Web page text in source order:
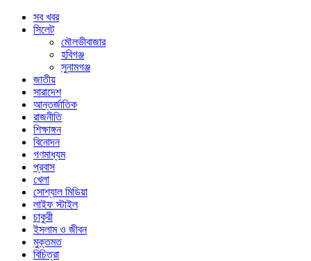
সব খবর
সিলেট
মৌলভীবাজার
হবিগঞ্জ
সুনামগঞ্জ
জাতীয়
সারাদেশ
আন্তর্জাতিক
রাজনীতি
শিক্ষাঙ্গন
বিনোদন
গণমাধ্যম
প্রবাস
খেলা
সোশ্যাল মিডিয়া
লাইফ স্টাইল
চাকুরী
ইসলাম ও জীবন
মুক্তমত
বিচিত্রা